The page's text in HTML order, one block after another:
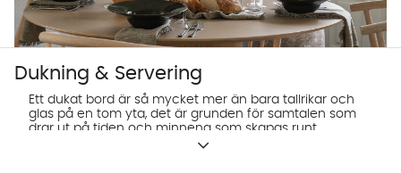
Dukning & Servering
Ett dukat bord är så mycket mer än bara tallrikar och
glas på en tom yta, det är grunden för samtalen som
drar ut på tiden och minnena som skapas runt
maten. Här har vi handplockat detaljerna som